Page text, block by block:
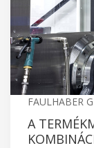
FAULHABER
A